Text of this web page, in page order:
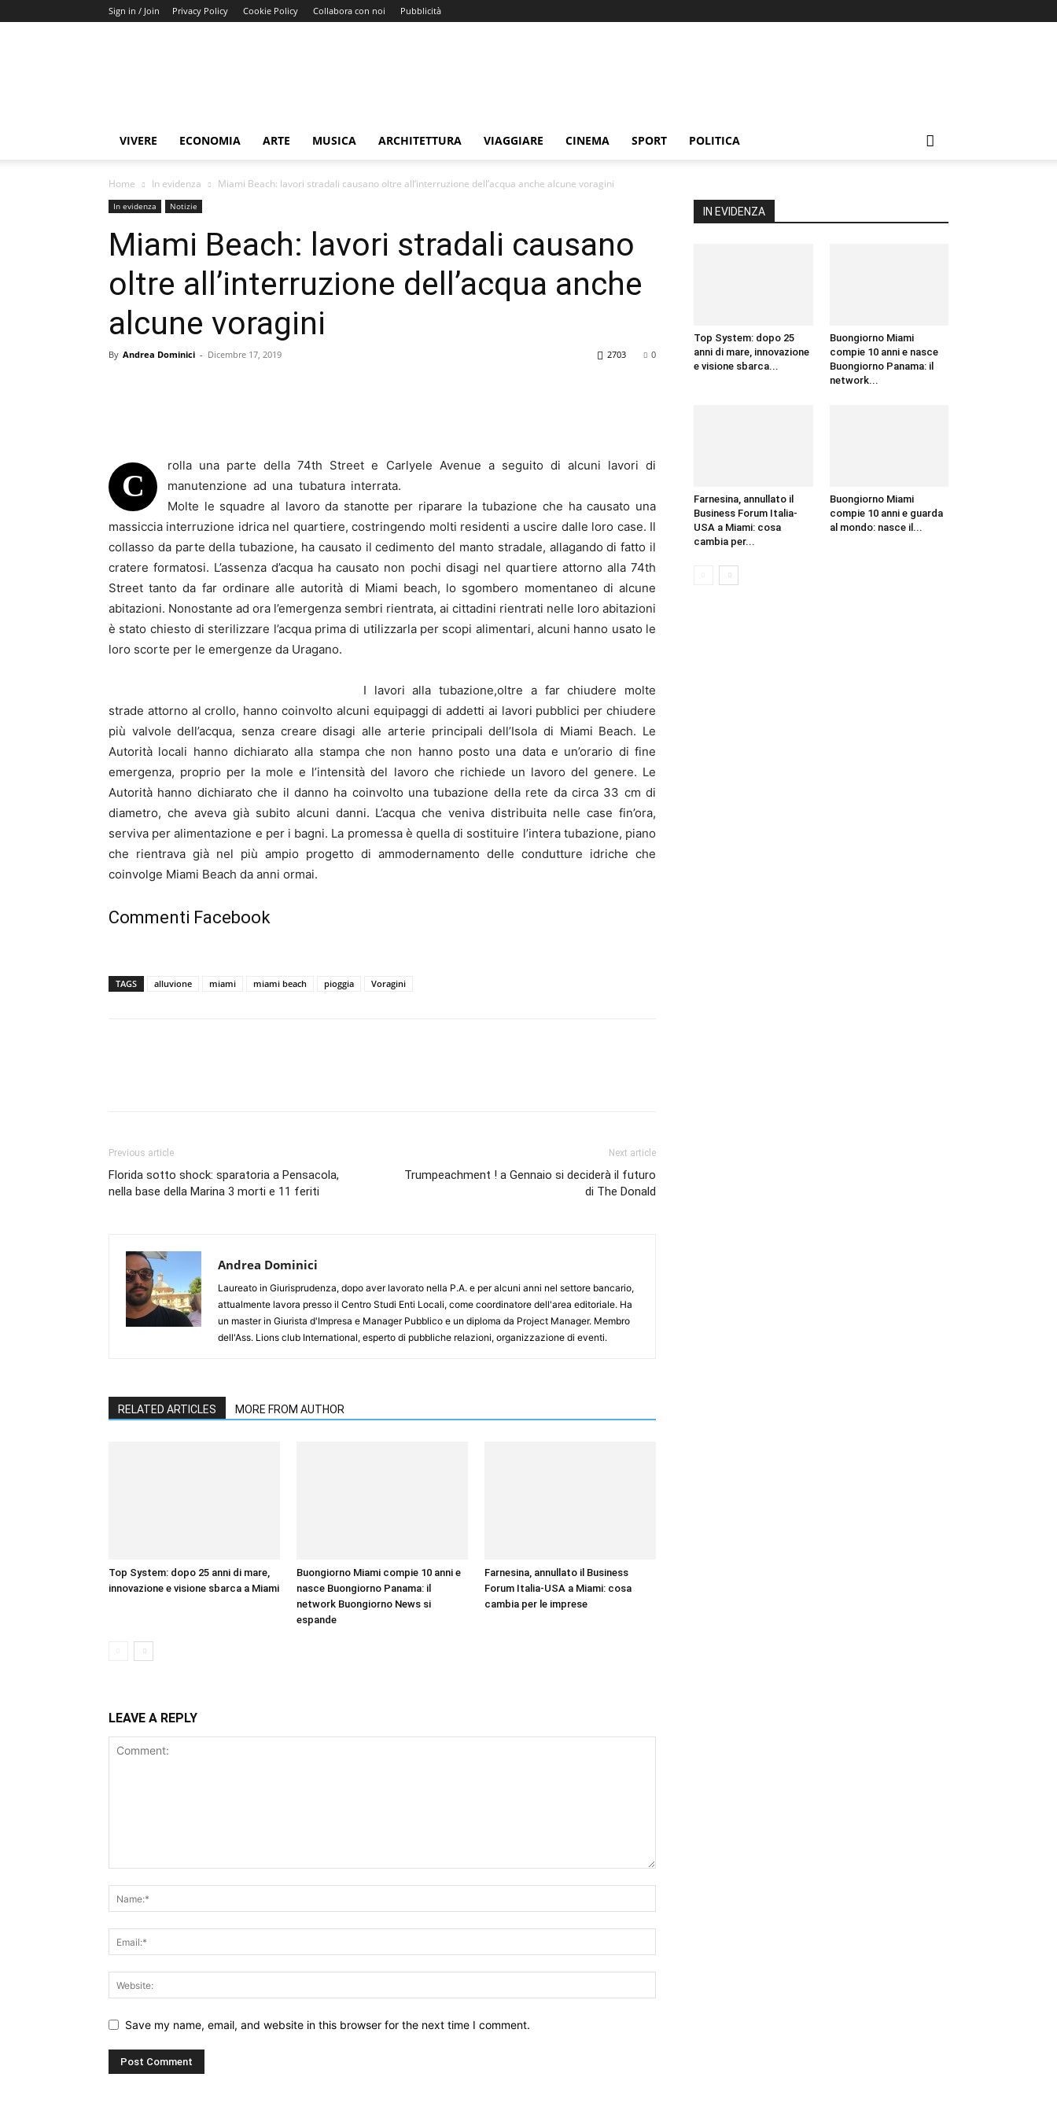
Sign in / Join Privacy Policy Cookie Policy Collabora con noi Pubblicità
VIVERE ECONOMIA ARTE MUSICA ARCHITETTURA VIAGGIARE CINEMA SPORT POLITICA
Home In evidenza Miami Beach: lavori stradali causano oltre all’interruzione dell’acqua anche alcune voragini
In evidenza Notizie
Miami Beach: lavori stradali causano
oltre all’interruzione dell’acqua anche
alcune voragini
By Andrea Dominici - Dicembre 17, 2019 0
2703
C
rolla una parte della 74th Street e Carlyele Avenue a seguito di alcuni lavori di
manutenzione ad una tubatura interrata.
Molte le squadre al lavoro da stanotte per riparare la tubazione che ha causato una
massiccia interruzione idrica nel quartiere, costringendo molti residenti a uscire dalle loro case. Il
collasso da parte della tubazione, ha causato il cedimento del manto stradale, allagando di fatto il
cratere formatosi. L’assenza d’acqua ha causato non pochi disagi nel quartiere attorno alla 74th
Street tanto da far ordinare alle autorità di Miami beach, lo sgombero momentaneo di alcune
abitazioni. Nonostante ad ora l’emergenza sembri rientrata, ai cittadini rientrati nelle loro abitazioni
è stato chiesto di sterilizzare l’acqua prima di utilizzarla per scopi alimentari, alcuni hanno usato le
loro scorte per le emergenze da Uragano.
I lavori alla tubazione,oltre a far chiudere molte
strade attorno al crollo, hanno coinvolto alcuni equipaggi di addetti ai lavori pubblici per chiudere
più valvole dell’acqua, senza creare disagi alle arterie principali dell’Isola di Miami Beach. Le
Autorità locali hanno dichiarato alla stampa che non hanno posto una data e un’orario di fine
emergenza, proprio per la mole e l’intensità del lavoro che richiede un lavoro del genere. Le
Autorità hanno dichiarato che il danno ha coinvolto una tubazione della rete da circa 33 cm di
diametro, che aveva già subito alcuni danni. L’acqua che veniva distribuita nelle case fin’ora,
serviva per alimentazione e per i bagni. La promessa è quella di sostituire l’intera tubazione, piano
che rientrava già nel più ampio progetto di ammodernamento delle condutture idriche che
coinvolge Miami Beach da anni ormai.
Commenti Facebook
TAGS alluvione miami miami beach pioggia Voragini
Previous article
Florida sotto shock: sparatoria a Pensacola,
nella base della Marina 3 morti e 11 feriti
Next article
Trumpeachment ! a Gennaio si deciderà il futuro
di The Donald
Andrea Dominici
Laureato in Giurisprudenza, dopo aver lavorato nella P.A. e per alcuni anni nel settore bancario,
attualmente lavora presso il Centro Studi Enti Locali, come coordinatore dell'area editoriale. Ha
un master in Giurista d'Impresa e Manager Pubblico e un diploma da Project Manager. Membro
dell'Ass. Lions club International, esperto di pubbliche relazioni, organizzazione di eventi.
RELATED ARTICLES MORE FROM AUTHOR
Top System: dopo 25 anni di mare,
innovazione e visione sbarca a Miami
Buongiorno Miami compie 10 anni e
nasce Buongiorno Panama: il
network Buongiorno News si
espande
Farnesina, annullato il Business
Forum Italia-USA a Miami: cosa
cambia per le imprese
LEAVE A REPLY
Save my name, email, and website in this browser for the next time I comment.
IN EVIDENZA
Top System: dopo 25
anni di mare, innovazione
e visione sbarca...
Buongiorno Miami
compie 10 anni e nasce
Buongiorno Panama: il
network...
Farnesina, annullato il
Business Forum Italia-
USA a Miami: cosa
cambia per...
Buongiorno Miami
compie 10 anni e guarda
al mondo: nasce il...